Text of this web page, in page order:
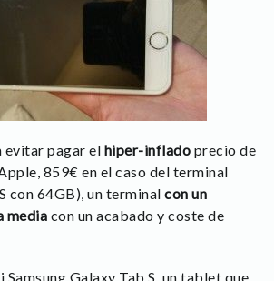
evitar pagar el hiper-inflado precio de
859€ en el caso del terminal
con 64GB), un terminal con un
media con un acabado y coste de
Galaxy Tab S, un tablet que